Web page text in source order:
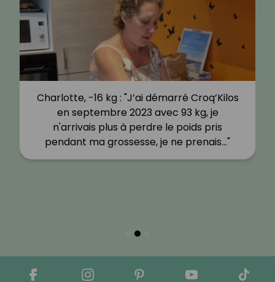
Charlotte, -16 kg : "J’ai démarré Croq’Kilos
en septembre 2023 avec 93 kg, je
n'arrivais plus à perdre le poids pris
pendant ma grossesse, je ne prenais…"